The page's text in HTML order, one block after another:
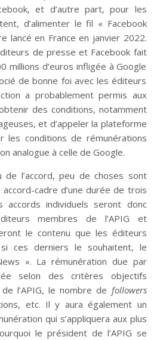
et d’autre part, pour les
d’alimenter le fil « Facebook
lancé en France en janvier 2022.
de presse et Facebook fait
millions d’euros infligée à Google
de bonne foi avec les éditeurs
a probablement permis aux
des conditions, notamment
et d’appeler la plateforme
les conditions de rémunérations
analogue à celle de Google.
de l’accord, peu de choses sont
accord-cadre d’une durée de trois
accords individuels seront donc
membres de l’APIG et
le contenu que les éditeurs
ces derniers le souhaitent, le
». La rémunération due par
selon des critères objectifs
l’APIG, le nombre de followers
etc. Il y aura également un
qui s’appliquera aux plus
le président de l’APIG se